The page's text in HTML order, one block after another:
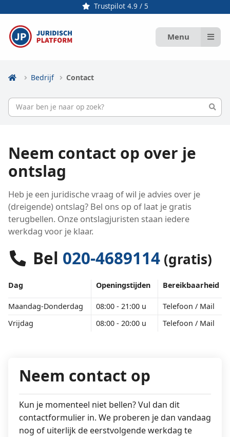
Trustpilot 4.9 / 5
Menu
Bedrijf Contact
Neem contact op over je
ontslag
Heb je een juridische vraag of wil je advies over je
(dreigende) ontslag? Bel ons op of laat je gratis
terugbellen. Onze ontslagjuristen staan iedere
werkdag voor je klaar.
Bel 020-4689114 (gratis)
Dag Openingstijden Bereikbaarheid
Maandag-Donderdag 08:00 - 21:00 u
Telefoon / Mail
Vrijdag
08:00 - 20:00 u Telefoon / Mail
Neem contact op
Kun je momenteel niet bellen? Vul dan dit
contactformulier in. We proberen je dan vandaag
nog of uiterlijk de eerstvolgende werkdag te